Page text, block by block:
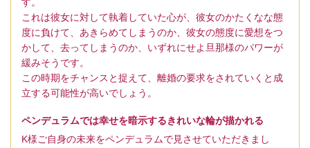
これは彼女に対して執着していた心が、彼女のかたくなな態
度に負けて、あきらめてしまうのか、彼女の態度に愛想をつ
かして、去ってしまうのか、いずれにせよ旦那様のパワーが
緩みそうです。
この時期をチャンスと捉えて、離婚の要求をされていくと成
立する可能性が高いでしょう。
ペンデュラムでは幸せを暗示するきれいな輪が描かれる
K様ご自身の未来をペンデュラムで見させていただきまし